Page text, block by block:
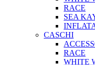
RACE
SEA
CASCHI
RACE
WHITE